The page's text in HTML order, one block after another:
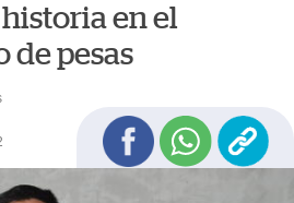
en el
de pesas